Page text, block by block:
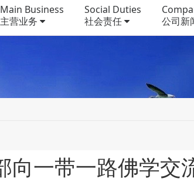
Main Business
主营业务
Social Duties
社会责任
公司新
向一带一路佛学交